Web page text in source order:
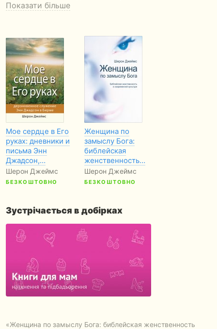
Показати більше
Мое сердце в Его
руках: дневники и
письма Энн
Джадсон,…
Шерон Джеймс
БЕЗКОШТОВНО
Женщина по
замыслу Бога:
библейская
женственность…
Шерон Джеймс
БЕЗКОШТОВНО
Зустрічається в добірках
«Женщина по замыслу Бога: библейская женственность